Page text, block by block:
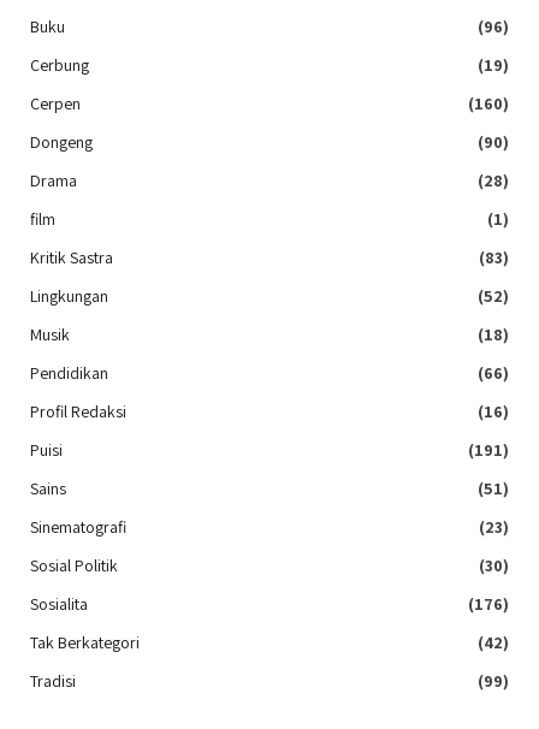
Buku
(96)
Cerbung
(19)
Cerpen
(160)
Dongeng
(90)
Drama
(28)
film
(1)
Kritik Sastra
(83)
Lingkungan
(52)
Musik
(18)
Pendidikan
(66)
Profil Redaksi
(16)
Puisi
(191)
Sains
(51)
Sinematografi
(23)
Sosial Politik
(30)
Sosialita
(176)
Tak Berkategori
(42)
Tradisi
(99)